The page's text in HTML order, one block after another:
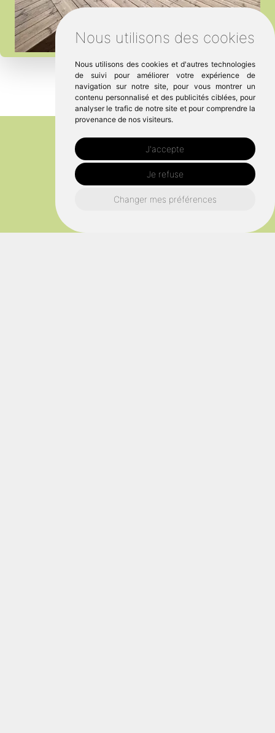
Nous utilisons des cookies
Nous utilisons des cookies et d'autres technologies
de suivi pour améliorer votre expérience de
navigation sur notre site, pour vous montrer un
contenu personnalisé et des publicités ciblées, pour
analyser le trafic de notre site et pour comprendre la
provenance de nos visiteurs.
J'accepte
Je refuse
Changer mes préférences